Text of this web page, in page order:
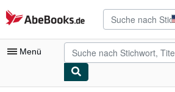
Zum Hauptinhalt
AbeBooks.de
Menü